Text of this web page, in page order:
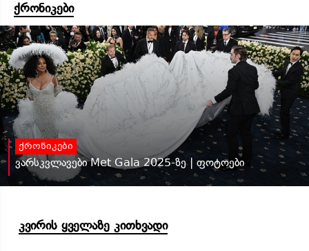
ქრონიკები
ქრონიკები
ვარსკვლავები Met Gala 2025-ზე | ფოტოები
კვირის ყველაზე კითხვადი